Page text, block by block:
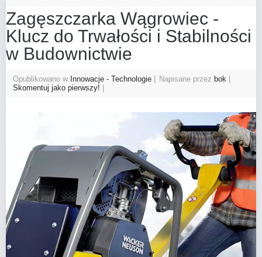
Zagęszczarka Wągrowiec -
Klucz do Trwałości i Stabilności
w Budownictwie
Opublikowano w Innowacje - Technologie Napisane przez bok
Skomentuj jako pierwszy!